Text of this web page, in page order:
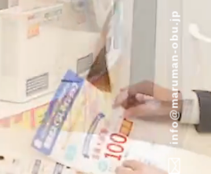
info@maruman-obu.jp